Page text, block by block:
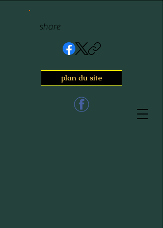
share
plan du site